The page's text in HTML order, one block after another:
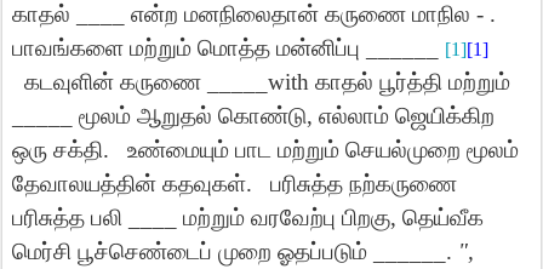
காதல்
என்ற மனநிலைதான் கருணை மாநில - .
பாவங்களை மற்றும் மொத்த மன்னிப்பு [1][1]
கடவுளின் கருணை _____with காதல் பூர்த்தி மற்றும்
மூலம் ஆறுதல் கொண்டு, எல்லாம் ஜெயிக்கிற
ஒரு சக்தி. உண்மையும் பாட மற்றும் செயல்முறை மூலம்
தேவாலயத்தின் கதவுகள். பரிசுத்த நற்கருணை
பரிசுத்த பலி மற்றும் வரவேற்பு பிறகு, தெய்வீக
மெர்சி பூச்செண்டைப் முறை ஓதப்படும் ______. ",